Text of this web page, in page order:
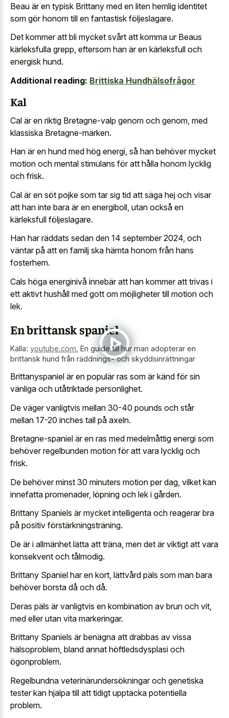
Beau är en typisk Brittany med en liten hemlig identitet
som gör honom till en fantastisk följeslagare.
Det kommer att bli mycket svårt att komma ur Beaus
kärleksfulla grepp, eftersom han är en kärleksfull och
energisk hund.
Additional reading: Brittiska Hundhälsofrågor
Kal
Cal är en riktig Bretagne-valp genom och genom, med
klassiska Bretagne-märken.
Han är en hund med hög energi, så han behöver mycket
motion och mental stimulans för att hålla honom lycklig
och frisk.
Cal är en söt pojke som tar sig tid att säga hej och visar
att han inte bara är en energiboll, utan också en
kärleksfull följeslagare.
Han har räddats sedan den 14 september 2024, och
väntar på att en familj ska hämta honom från hans
fosterhem.
Cals höga energinivå innebär att han kommer att trivas i
ett aktivt hushåll med gott om möjligheter till motion och
lek.
En brittansk spaniel
Källa: youtube.com En guide till hur man adopterar en
brittansk hund från räddnings- och skyddsinrättningar
Brittanyspaniel är en populär ras som är känd för sin
vänliga och utåtriktade personlighet.
De väger vanligtvis mellan 30-40 pounds och står
mellan 17-20 inches tall på axeln.
Bretagne-spaniel är en ras med medelmåttig energi som
behöver regelbunden motion för att vara lycklig och
frisk.
De behöver minst 30 minuters motion per dag, vilket kan
innefatta promenader, löpning och lek i gården.
Brittany Spaniels är mycket intelligenta och reagerar bra
på positiv förstärkningsträning.
De är i allmänhet lätta att träna, men det är viktigt att vara
konsekvent och tålmodig.
Brittany Spaniel har en kort, lättvård päls som man bara
behöver borsta då och då.
Deras päls är vanligtvis en kombination av brun och vit,
med eller utan vita markeringar.
Brittany Spaniels är benägna att drabbas av vissa
hälsoproblem, bland annat höftledsdysplasi och
ögonproblem.
Regelbundna veterinärundersökningar och genetiska
tester kan hjälpa till att tidigt upptäcka potentiella
problem.